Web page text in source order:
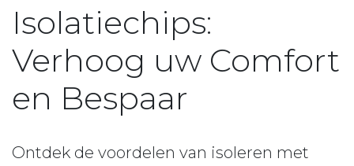
Isolatiechips:
Verhoog uw Comfort
en Bespaar
Ontdek de voordelen van isoleren met